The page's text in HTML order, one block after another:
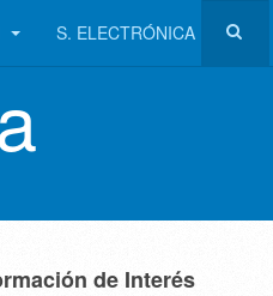
S. ELECTRÓNICA
de Interés